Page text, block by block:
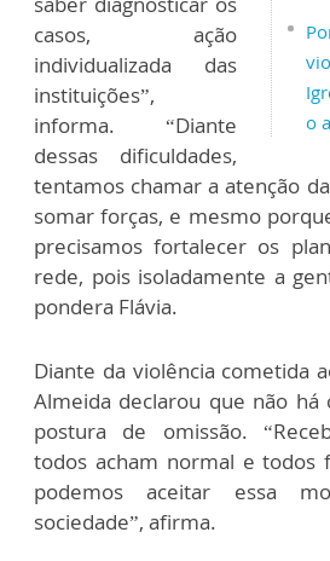
o
casos, ação
individualizada das
instituições”,
informa. “Diante
dessas dificuldades,
tentamos chamar a atenção
somar forças, e mesmo
precisamos fortalecer os
rede, pois isoladamente a
pondera Flávia.
Diante da violência cometida
Almeida declarou que não
postura de omissão.
todos acham normal e todos
podemos aceitar essa
sociedade”, afirma.